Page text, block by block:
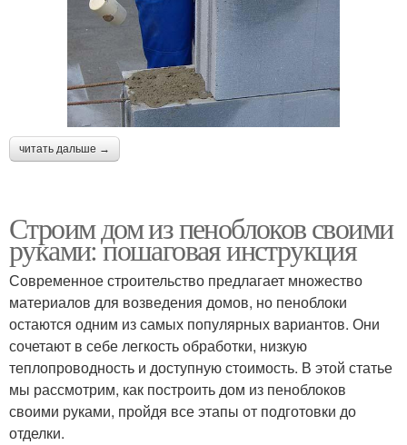
читать дальше →
Строим дом из пеноблоков своими
руками: пошаговая инструкция
Современное строительство предлагает множество
материалов для возведения домов, но пеноблоки
остаются одним из самых популярных вариантов. Они
сочетают в себе легкость обработки, низкую
теплопроводность и доступную стоимость. В этой статье
мы рассмотрим, как построить дом из пеноблоков
своими руками, пройдя все этапы от подготовки до
отделки.